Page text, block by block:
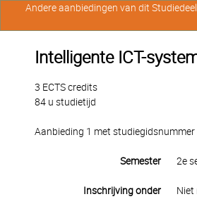
Intelligente ICT-
3 ECTS credits
84 u studietijd
Aanbieding 1 met
Semester 2e
Inschrijving onder
Niet
Andere aanbiedingen van dit Studiedeel